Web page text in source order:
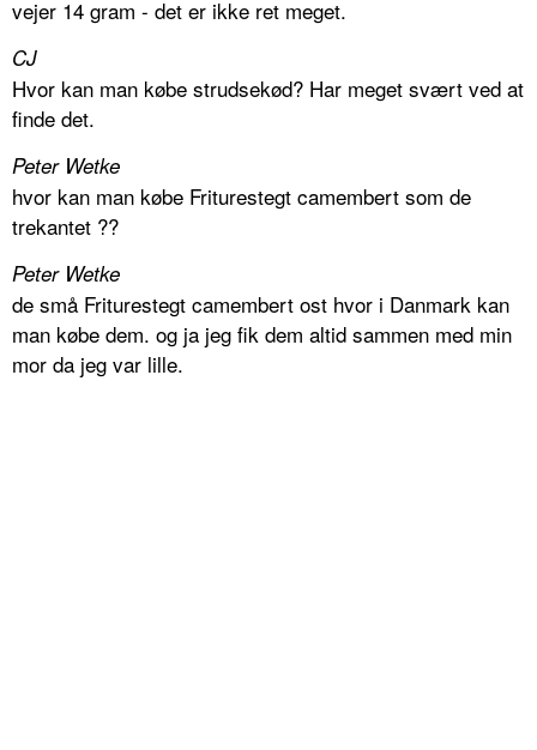
vejer 14 gram - det er ikke ret meget.
CJ
Hvor kan man købe strudsekød? Har meget svært ved at
finde det.
Peter Wetke
hvor kan man købe Friturestegt camembert som de
trekantet ??
Peter Wetke
de små Friturestegt camembert ost hvor i Danmark kan
man købe dem. og ja jeg fik dem altid sammen med min
mor da jeg var lille.